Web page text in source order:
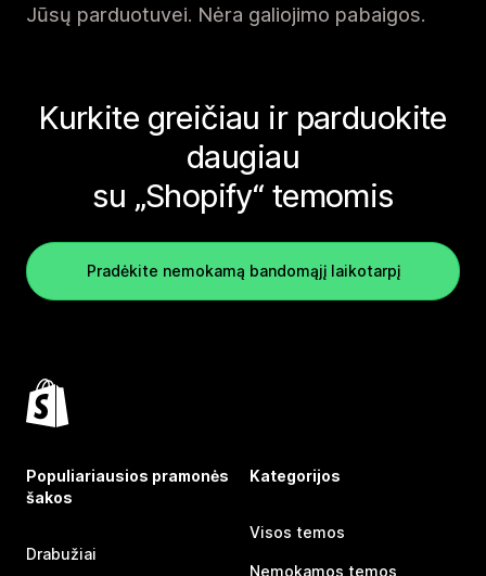
Jūsų parduotuvei. Nėra galiojimo pabaigos.
Kurkite greičiau ir parduokite
daugiau
su „Shopify“ temomis
Pradėkite nemokamą bandomąjį laikotarpį
Populiariausios pramonės
šakos
Drabužiai
Kategorijos
Visos temos
Nemokamos temos